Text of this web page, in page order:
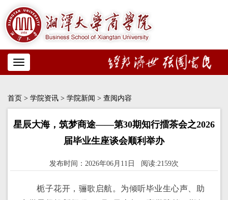
Toggle
navigation
首页 > 学院资讯 > 学院新闻 > 查阅内容
星辰大海，筑梦商途——第30期知行擂茶会之2026
届毕业生座谈会顺利举办
发布时间：2026年06月11日 阅读:2159次
栀子花开 ，骊歌启航。为倾听毕业生心声、助